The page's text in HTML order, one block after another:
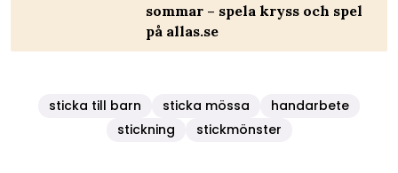
sommar – spela kryss och spel
på allas.se
sticka till barn sticka mössa
handarbete
stickning
stickmönster